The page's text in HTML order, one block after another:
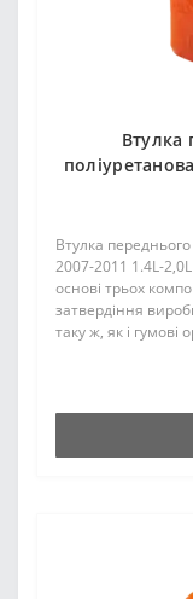
Втулка
Втулка
2007-2011 1.4L-
основі трьох
затвердіння
таку ж, як і гумові